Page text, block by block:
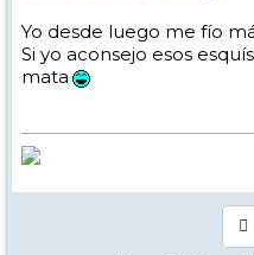
Yo desde luego me fío
Si yo aconsejo esos
mata